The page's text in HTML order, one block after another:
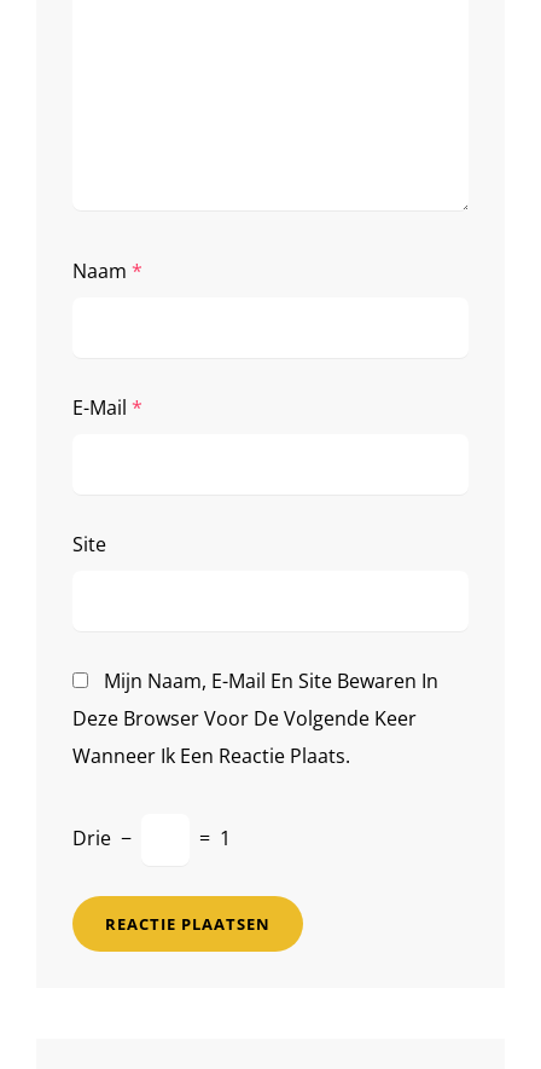
Naam *
E-Mail *
Site
Mijn Naam, E-Mail En Site Bewaren In
Deze Browser Voor De Volgende Keer
Wanneer Ik Een Reactie Plaats.
Drie − = 1